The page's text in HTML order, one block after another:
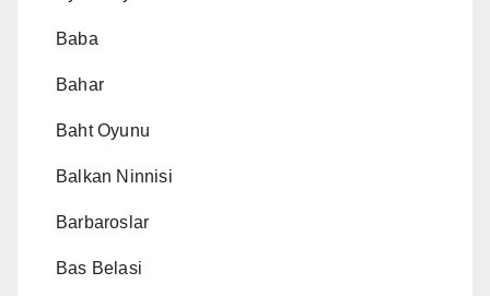
Baba
Bahar
Baht Oyunu
Balkan Ninnisi
Barbaroslar
Bas Belasi